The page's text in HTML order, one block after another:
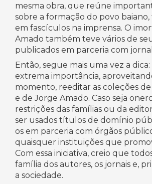
mesma obra, que reúne
sobre a formação do povo
em fascículos na imprensa. O
Amado também teve vários de
publicados em parceria com
Então, segue mais uma vez a dica:
extrema importância,
momento, reeditar as coleções
e de Jorge Amado. Caso seja
restrições das famílias ou da
ser usados títulos de domínio
os em parceria com órgãos
quaisquer instituições que
Com essa iniciativa, creio que
família dos autores, os jornais e,
a sociedade.